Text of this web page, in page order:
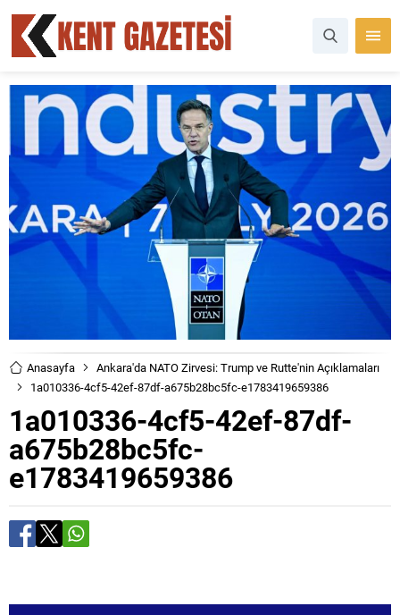
Anasayfa
Ankara'da NATO Zirvesi: Trump ve Rutte'nin Açıklamaları
1a010336-4cf5-42ef-87df-a675b28bc5fc-e1783419659386
1a010336-4cf5-42ef-87df-
a675b28bc5fc-
e1783419659386